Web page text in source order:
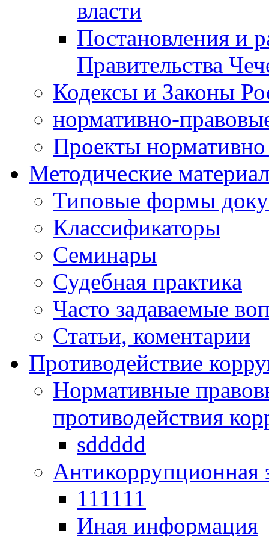
власти
Постановления и
Правительства
Кодексы и Законы
нормативно-
Проекты
Методические
Типовые формы
Классификаторы
Семинары
Судебная практика
Часто задаваемые
Статьи, коментарии
Противодействие
Нормативные
противодействия
sddddd
Антикоррупционная
111111
Иная информация